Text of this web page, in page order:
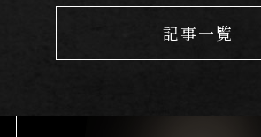
記事一覧